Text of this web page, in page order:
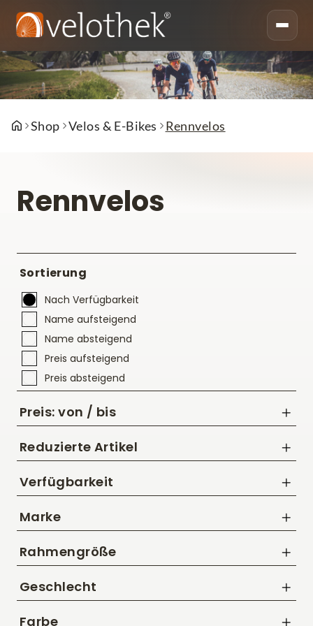
Shop Velos & E-Bikes Rennvelos
Rennvelos
Sortierung
Nach Verfügbarkeit
Name aufsteigend
Name absteigend
Preis aufsteigend
Preis absteigend
Preis: von / bis
Reduzierte Artikel
Nur Reduzierte Artikel anzeigen
Verfügbarkeit
Marke
Megamo
Scott
Specialized
Rahmengröße
47 cm
49 cm
51 cm
Geschlecht
Farbe